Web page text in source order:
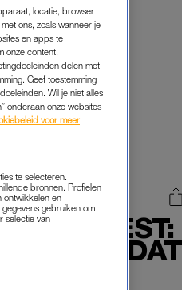
LEGE NEST:
DAT
locatie, browser
ons, zoals wanneer je
en apps te
onze content,
delen met
Geef toestemming
Wil je niet alles
onderaan onze websites
voor meer
te selecteren.
bronnen. Profielen
ontwikkelen en
gebruiken om
selectie van